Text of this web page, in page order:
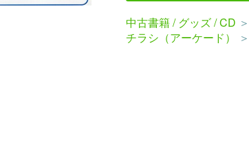
中古書籍 / グッズ / CD ＞
チラシ（アーケード）
＞